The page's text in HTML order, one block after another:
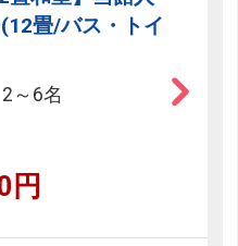
畳/バス・トイ
2～6名
円